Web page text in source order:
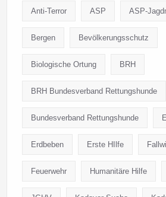
Anti-Terror ASP ASP-
Bergen Bevölkerungsschutz
Biologische Ortung BRH
BRH Bundesverband Rettungshunde
Bundesverband Rettungshunde
Erdbeben Erste HIlfe
Feuerwehr Humanitäre Hilfe